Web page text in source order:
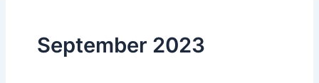
September 2023